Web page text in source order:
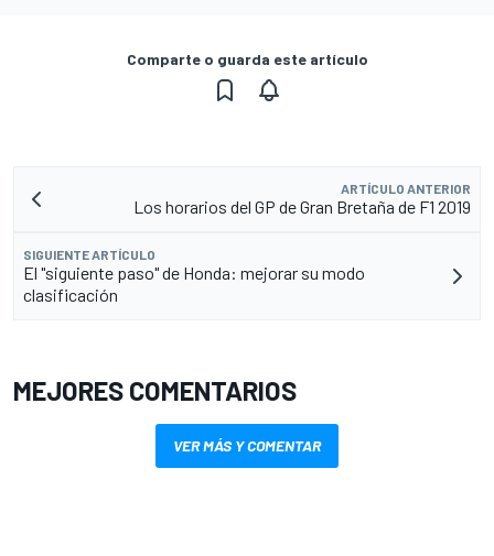
Comparte o guarda este artículo
ARTÍCULO ANTERIOR
Los horarios del GP de Gran Bretaña de F1 2019
SIGUIENTE ARTÍCULO
El "siguiente paso" de Honda: mejorar su modo
clasificación
MEJORES COMENTARIOS
VER MÁS Y COMENTAR